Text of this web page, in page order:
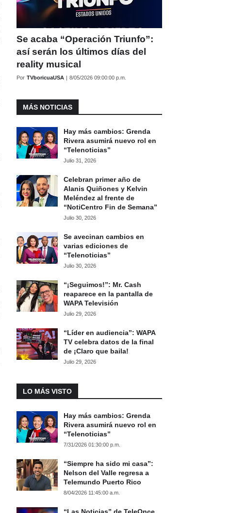
Se acaba “Operación Triunfo”:
así serán los últimos días del
reality musical
Por TVboricuaUSA | 8/05/2026 09:00:00 p.m.
MÁS NOTICIAS
Hay más cambios: Grenda
Rivera asumirá nuevo rol en
“Telenoticias”
Julio 31, 2026
Celebran primer año de
Alanis Quiñones y Kelvin
Meléndez al frente de
“NotiCentro Fin de Semana”
Julio 30, 2026
Se avecinan cambios en
varias ediciones de
“Telenoticias”
Julio 30, 2026
“¡Seguimos!”: Mr. Cash
reaparece en la pantalla de
WAPA Televisión
Julio 29, 2026
“Líder en audiencia”: WAPA
TV celebra datos de la final
de ¡Claro que baila!
Julio 29, 2026
LO MÁS VISTO
Hay más cambios: Grenda
Rivera asumirá nuevo rol en
“Telenoticias”
7/31/2026 01:30:00 p.m.
“Siempre ha sido mi casa”:
Nelson del Valle regresa a
Telemundo Puerto Rico
8/04/2026 11:45:00 a.m.